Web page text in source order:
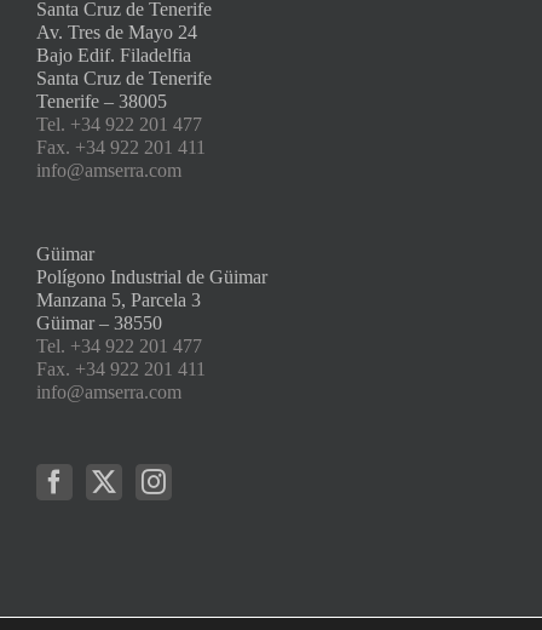
Santa Cruz de Tenerife
Av. Tres de Mayo 24
Bajo Edif. Filadelfia
Santa Cruz de Tenerife
Tenerife – 38005
Tel. +34 922 201 477
Fax. +34 922 201 411
info@amserra.com
Güimar
Polígono Industrial de Güimar
Manzana 5, Parcela 3
Güimar – 38550
Tel. +34 922 201 477
Fax. +34 922 201 411
info@amserra.com